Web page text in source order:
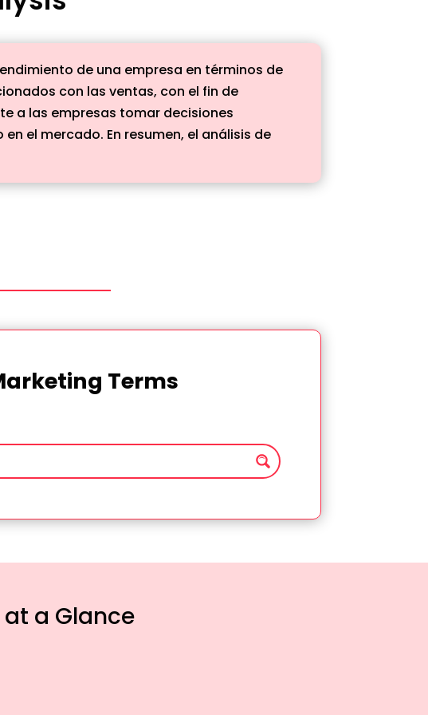
de una empresa en términos de
con las ventas, con el fin de
a las empresas tomar decisiones
el mercado. En resumen, el análisis de
Terms
a Glance